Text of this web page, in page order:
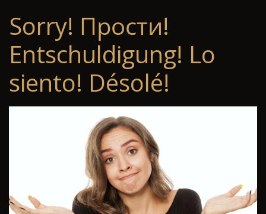
Sorry! Прости!
Entschuldigung! Lo
siento! Désolé!